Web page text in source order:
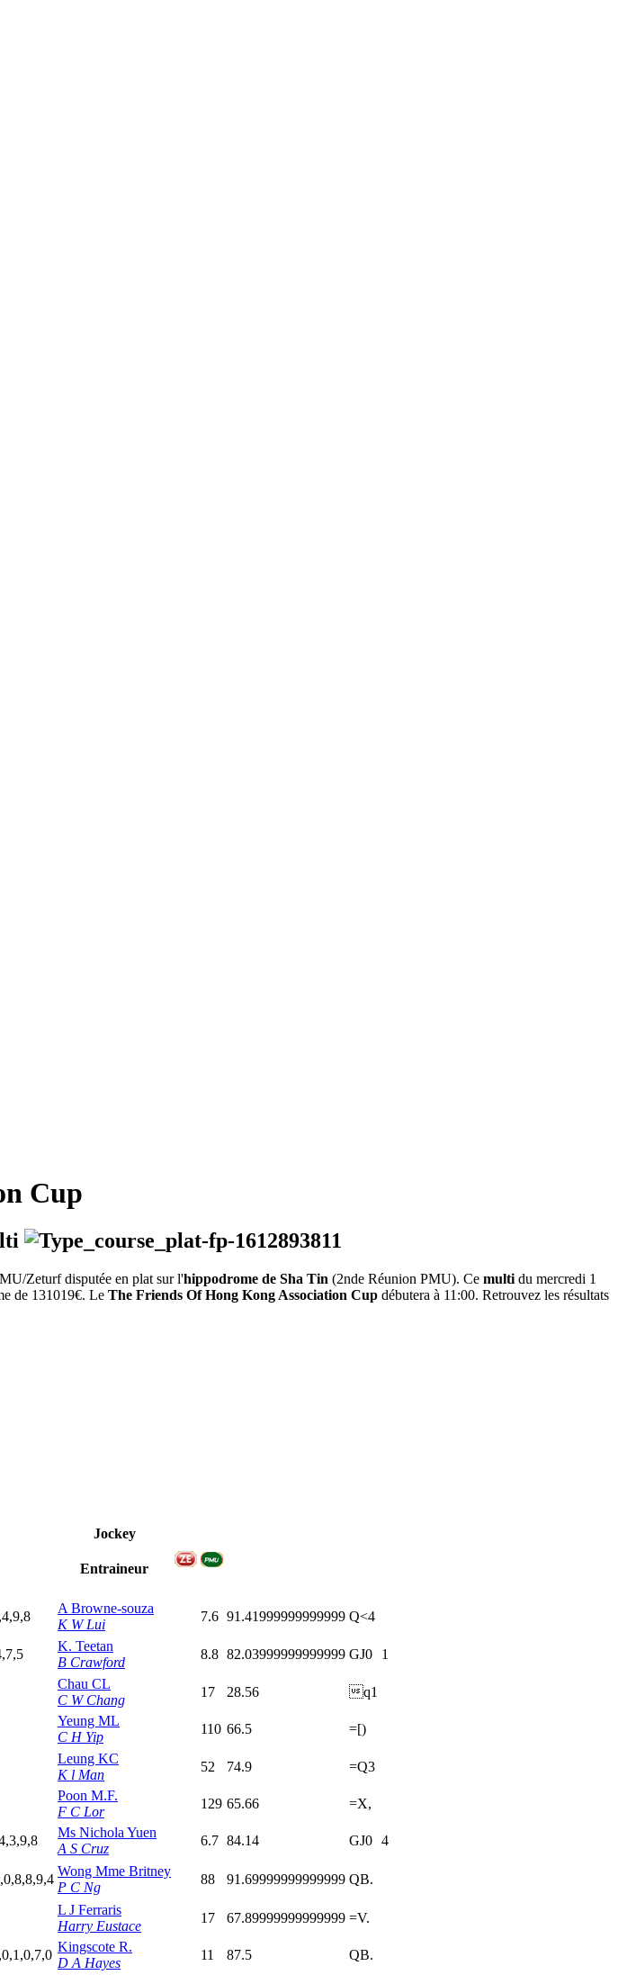
Cup
Zeturf disputée en plat sur l'hippodrome de Sha Tin (2nde Réunion PMU). Ce multi du mercredi 1
de 131019€. Le The Friends Of Hong Kong Association Cup débutera à 11:00. Retrouvez les résultats
Jockey
Entraineur
A Browne-souza
K W Lui
7.6 91.41999999999999 Q<4
K. Teetan
B Crawford
8.8 82.03999999999999 GJ0 1
Chau CL
C W Chang
17 28.56 q1
Yeung ML
C H Yip
110 66.5 =[)
Leung KC
K l Man
52 74.9 =Q3
Poon M.F.
F C Lor
129 65.66 =X,
Ms Nichola Yuen
A S Cruz
6.7 84.14 GJ0 4
Wong Mme Britney
P C Ng
88 91.69999999999999 QB.
L J Ferraris
Harry Eustace
17 67.89999999999999 =V.
Kingscote R.
D A Hayes
11 87.5 QB.